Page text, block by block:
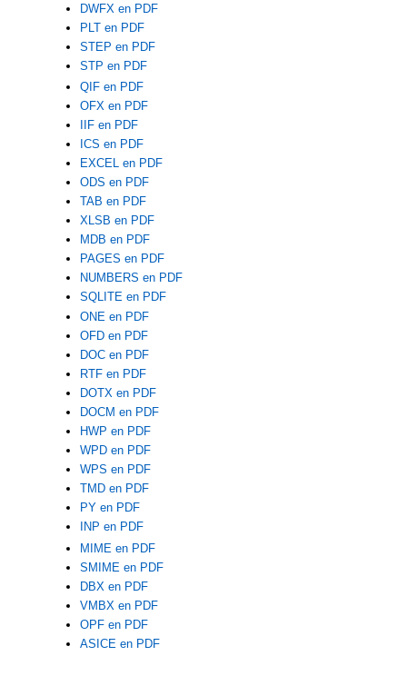
DWFX en PDF
PLT en PDF
STEP en PDF
STP en PDF
QIF en PDF
OFX en PDF
IIF en PDF
ICS en PDF
EXCEL en PDF
ODS en PDF
TAB en PDF
XLSB en PDF
MDB en PDF
PAGES en PDF
NUMBERS en PDF
SQLITE en PDF
ONE en PDF
OFD en PDF
DOC en PDF
RTF en PDF
DOTX en PDF
DOCM en PDF
HWP en PDF
WPD en PDF
WPS en PDF
TMD en PDF
PY en PDF
INP en PDF
MIME en PDF
SMIME en PDF
DBX en PDF
VMBX en PDF
OPF en PDF
ASICE en PDF